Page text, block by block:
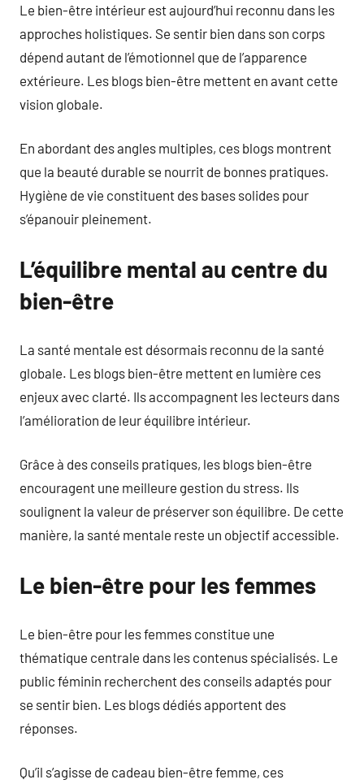
Le bien-être intérieur est aujourd’hui reconnu dans les
approches holistiques. Se sentir bien dans son corps
dépend autant de l’émotionnel que de l’apparence
extérieure. Les blogs bien-être mettent en avant cette
vision globale.
En abordant des angles multiples, ces blogs montrent
que la beauté durable se nourrit de bonnes pratiques.
Hygiène de vie constituent des bases solides pour
s’épanouir pleinement.
L’équilibre mental au centre du
bien-être
La santé mentale est désormais reconnu de la santé
globale. Les blogs bien-être mettent en lumière ces
enjeux avec clarté. Ils accompagnent les lecteurs dans
l’amélioration de leur équilibre intérieur.
Grâce à des conseils pratiques, les blogs bien-être
encouragent une meilleure gestion du stress. Ils
soulignent la valeur de préserver son équilibre. De cette
manière, la santé mentale reste un objectif accessible.
Le bien-être pour les femmes
Le bien-être pour les femmes constitue une
thématique centrale dans les contenus spécialisés. Le
public féminin recherchent des conseils adaptés pour
se sentir bien. Les blogs dédiés apportent des
réponses.
Qu’il s’agisse de cadeau bien-être femme, ces